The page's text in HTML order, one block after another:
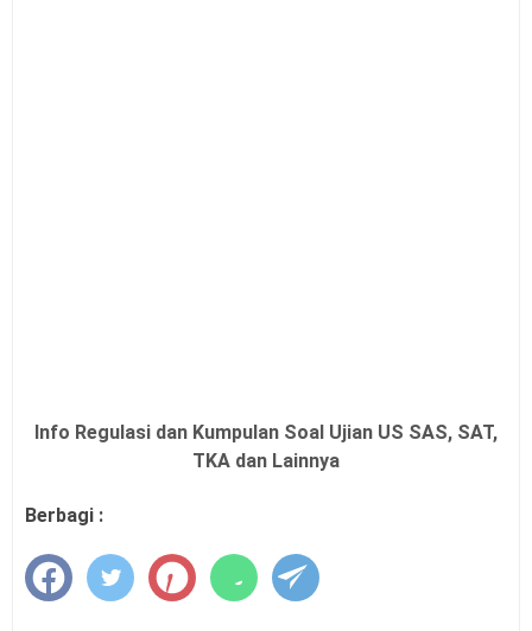
Info Regulasi dan Kumpulan Soal Ujian US SAS, SAT,
TKA dan Lainnya
Berbagi :